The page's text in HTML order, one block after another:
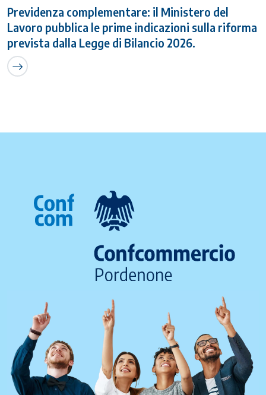
Previdenza complementare: il Ministero del
Lavoro pubblica le prime indicazioni sulla riforma
prevista dalla Legge di Bilancio 2026.